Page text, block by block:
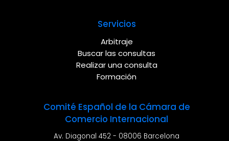
Servicios
Arbitraje
Buscar las consultas
Realizar una consulta
Formación
Comité Español de la Cámara de
Comercio Internacional
Av. Diagonal 452 - 08006 Barcelona